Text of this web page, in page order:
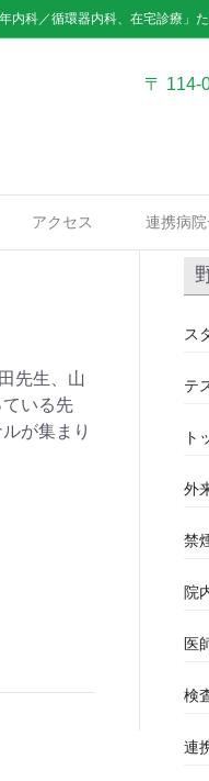
内科／循環器内科、在宅診療」
〒 114-
アクセス 連携病
先生、山
いる先
が集まり
ス
テ
ト
外
禁
院
医
検
連